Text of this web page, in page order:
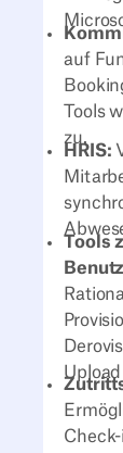
auf
Tools
zu.
HRIS:
Tools